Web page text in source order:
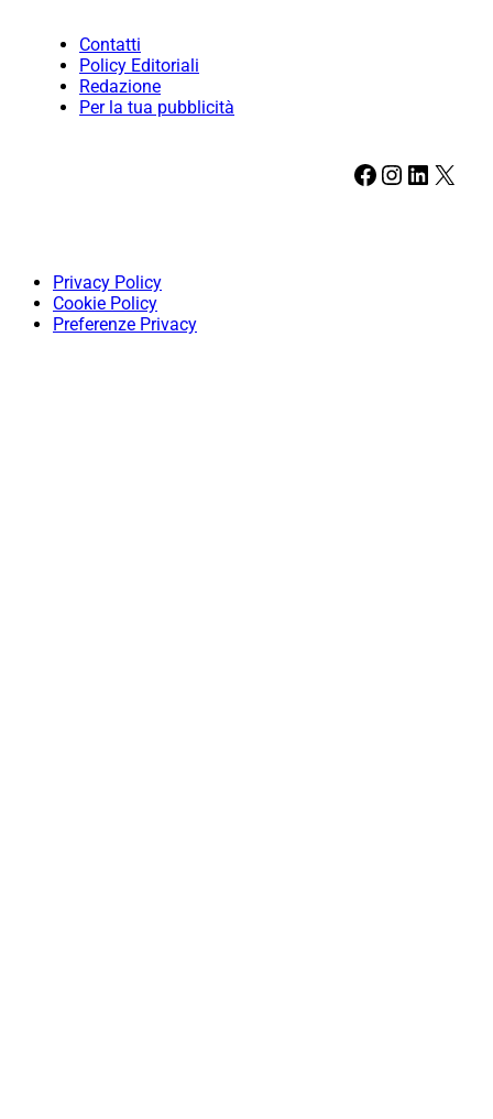
Contatti
Policy Editoriali
Redazione
Per la tua pubblicità
Facebook Instagram LinkedIn X
Privacy Policy
Cookie Policy
Preferenze Privacy